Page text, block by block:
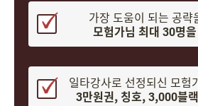
가장 도움이 되는 공략
모험가님 최대 30명
일타강사로 선정되신 모험
3만원권, 칭호, 3,000블